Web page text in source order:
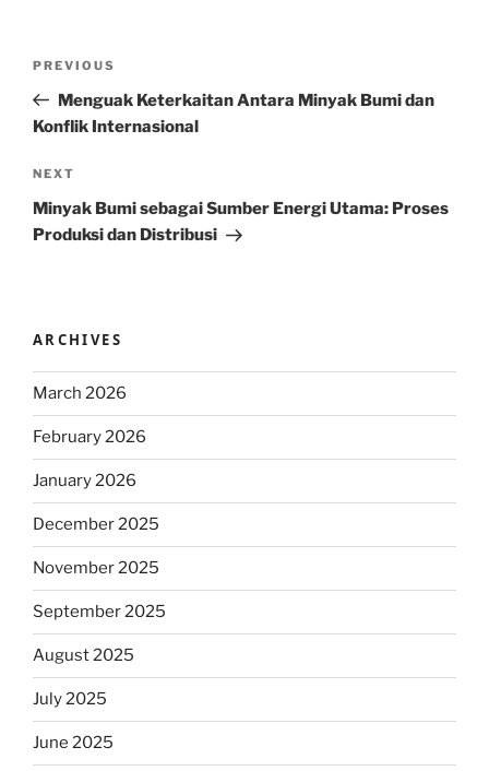
Previous
Post
PREVIOUS
Menguak Keterkaitan Antara Minyak Bumi dan
Konflik Internasional
Next
Post
NEXT
Minyak Bumi sebagai Sumber Energi Utama: Proses
Produksi dan Distribusi
ARCHIVES
March 2026
February 2026
January 2026
December 2025
November 2025
September 2025
August 2025
July 2025
June 2025